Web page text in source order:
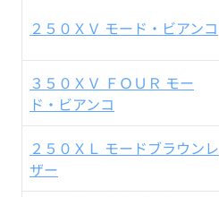
２５０ＸＶ モード・ビアンコ
３５０ＸＶ ＦＯＵＲ モー
ド・ビアンコ
２５０ＸＬ モードブラウンレ
ザー